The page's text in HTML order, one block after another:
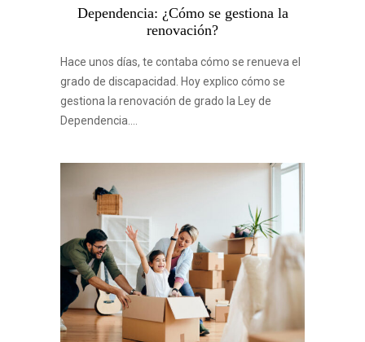
Dependencia: ¿Cómo se gestiona la
renovación?
Hace unos días, te contaba cómo se renueva el
grado de discapacidad. Hoy explico cómo se
gestiona la renovación de grado la Ley de
Dependencia.…